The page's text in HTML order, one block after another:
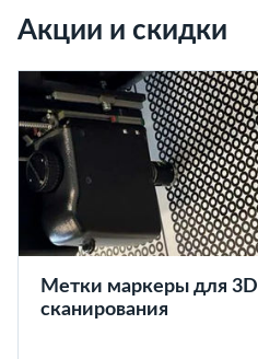
Акции и скидки
Метки маркеры для 3D
сканирования